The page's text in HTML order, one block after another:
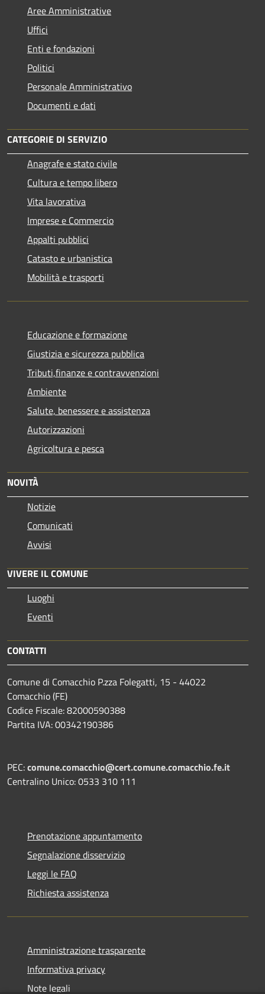
Aree Amministrative
Uffici
Enti e fondazioni
Politici
Personale Amministrativo
Documenti e dati
CATEGORIE DI SERVIZIO
Anagrafe e stato civile
Cultura e tempo libero
Vita lavorativa
Imprese e Commercio
Appalti pubblici
Catasto e urbanistica
Mobilità e trasporti
Educazione e formazione
Giustizia e sicurezza pubblica
Tributi,finanze e contravvenzioni
Ambiente
Salute, benessere e assistenza
Autorizzazioni
Agricoltura e pesca
NOVITÀ
Notizie
Comunicati
Avvisi
VIVERE IL COMUNE
Luoghi
Eventi
CONTATTI
Comune di Comacchio P.zza Folegatti, 15 - 44022
Comacchio (FE)
Codice Fiscale: 82000590388
Partita IVA: 00342190386
PEC:comune.comacchio@cert.comune.comacchio.fe.it
Centralino Unico: 0533 310 111
Prenotazione appuntamento
Segnalazione disservizio
Leggi le FAQ
Richiesta assistenza
Amministrazione trasparente
Informativa privacy
Note legali